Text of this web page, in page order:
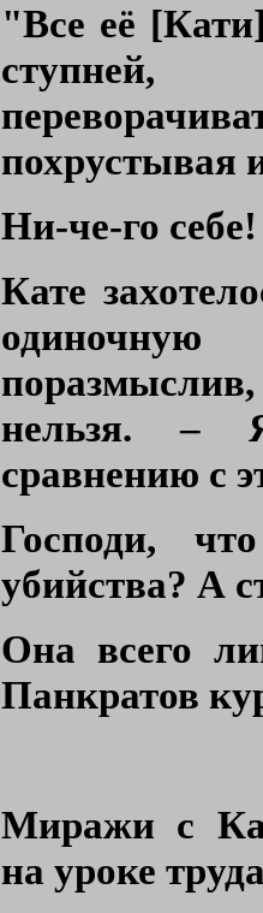
"Все её
ступней,
похрустывая
Ни-че-го
Кате
нельзя. –
сравнению с
Господи,
убийства? А
Она всего
Панкратов
Миражи с
на уроке